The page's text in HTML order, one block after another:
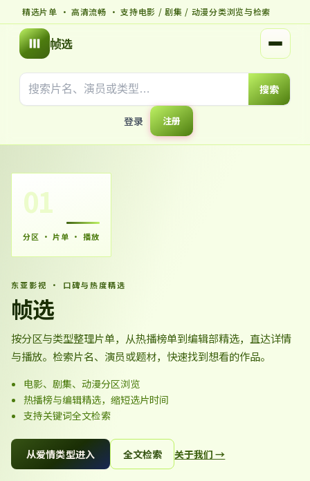
精选片单 · 高清流畅 · 支持电影 / 剧集 / 动漫分类浏览与检索
帧选 打开
搜索
登录 注册
01
分区 · 片单 · 播放
东亚影视 · 口碑与热度精选
帧选
按分区与类型整理片单，从热播榜单到编辑部精选，直达详情
与播放。检索片名、演员或题材，快速找到想看的作品。
电影、剧集、动漫分区浏览
热播榜与编辑精选，缩短选片时间
支持关键词全文检索
从爱情类型进入 全文检索 关于我们 →